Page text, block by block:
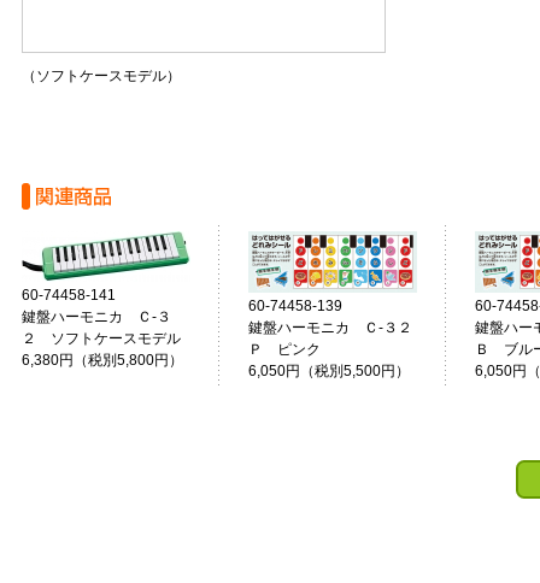
（ソフトケースモデル）
60-74458-141
鍵盤ハーモニカ Ｃ‐３
２ ソフトケースモデル
6,380円（税別5,800円）
60-74458-139
鍵盤ハーモニカ Ｃ‐３２
Ｐ ピンク
6,050円（税別5,500円）
60-
鍵盤ハー
Ｂ ブル
6,050円